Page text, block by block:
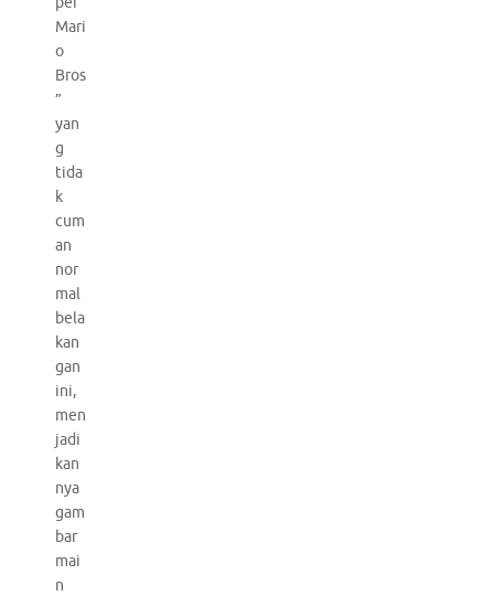
Mari
o
Bros
”
yan
g
tida
k
cum
an
nor
mal
bela
kan
gan
ini,
men
jadi
kan
nya
gam
bar
mai
n